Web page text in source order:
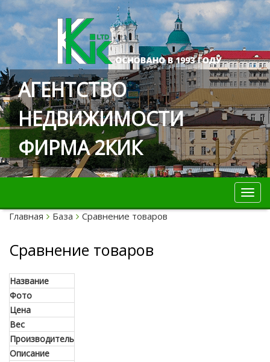
АГЕНТСТВО
НЕДВИЖИМОСТИ
ФИРМА 2КИК
Главная База Сравнение товаров
Сравнение товаров
Название
Фото
Цена
Вес
Производитель
Описание